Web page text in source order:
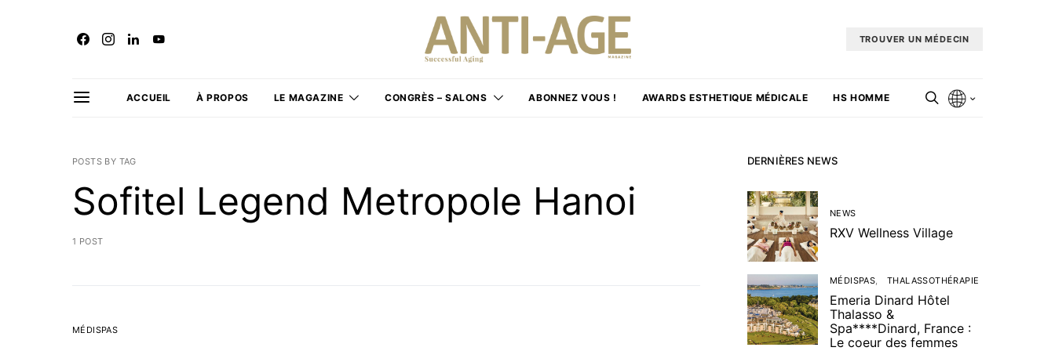
TROUVER UN MÉDECIN
ACCUEIL À PROPOS LE MAGAZINE CONGRÈS – SALONS ABONNEZ VOUS ! AWARDS ESTHETIQUE MÉDICALE HS HOMME
POSTS BY TAG
Sofitel Legend Metropole Hanoi
1 POST
MÉDISPAS
DERNIÈRES NEWS
NEWS
RXV Wellness Village
MÉDISPAS THALASSOTHÉRAPIE
Emeria Dinard Hôtel
Thalasso &
Spa****Dinard, France :
Le coeur des femmes